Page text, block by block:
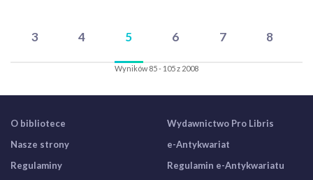
3 4 5 6 7 8
Wyników 85 - 105 z 2008
O bibliotece
Nasze strony
Regulaminy
Wydawnictwo Pro Libris
e-Antykwariat
Regulamin e-Antykwariatu